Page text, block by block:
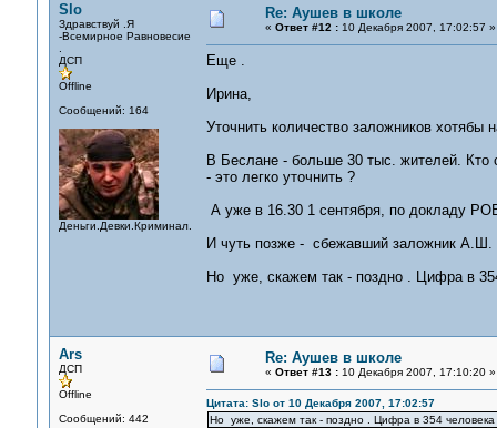
Slo
Здравствуй .Я
-Всемирное Равновесие
ДСП
Offline
Сообщений: 164
Деньги.Девки.Криминал.
Re: Аушев в школе
« Ответ #12 :10 Декабря 2007, 17:02:57 »
Еще .
Ирина,
Уточнить количество заложников хотябы
В Беслане - больше 30 тыс. жителей. Кто
- это легко уточнить ?
А уже в 16.30 1 сентября, по докладу
И чуть позже - сбежавший заложник А.Ш.
Но уже, скажем так - поздно . Цифра в
Ars
ДСП
Offline
Сообщений: 442
Re: Аушев в школе
« Ответ #13 :10 Декабря 2007, 17:10:20 »
Цитата: Slo от 10 Декабря 2007, 17:02:57
Но уже, скажем так - поздно . Цифра в 354